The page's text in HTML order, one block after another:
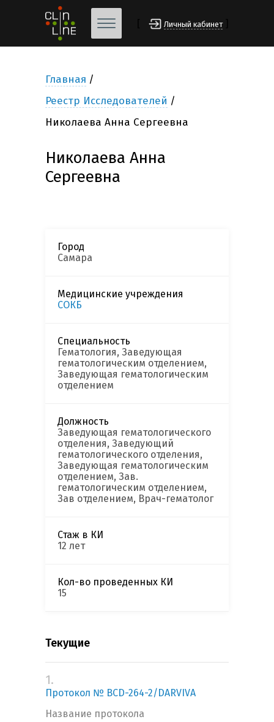
Личный кабинет
Главная
Реестр Исследователей
Николаева Анна Сергеевна
Николаева Анна
Сергеевна
Город
Самара
Медицинские учреждения
СОКБ
Специальность
Гематология, Заведующая
гематологическим отделением,
Заведующая гематологическим
отделением
Должность
Заведующая гематологического
отделения, Заведующий
гематологического отделения,
Заведующая гематологическим
отделением, Зав.
гематологическим отделением,
Зав отделением, Врач-гематолог
Стаж в КИ
12 лет
Кол-во проведенных КИ
15
Текущие
1.
Протокол № BCD-264-2/DARVIVA
Название протокола